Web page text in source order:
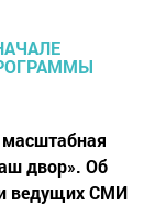
масштабная
двор». Об
ведущих СМИ